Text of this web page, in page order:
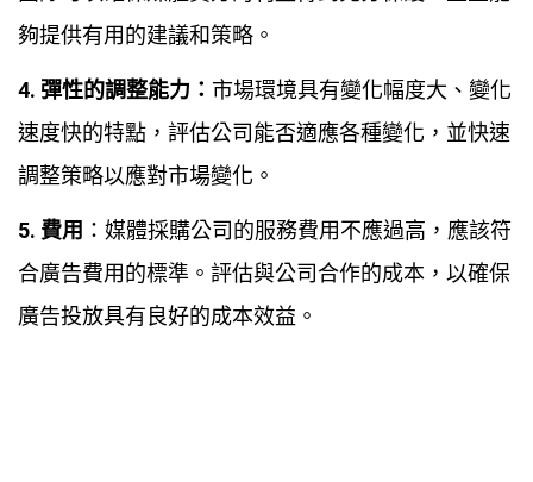
夠提供有用的建議和策略。
4. 彈性的調整能力： 市場環境具有變化幅度大、變化
速度快的特點，評估公司能否適應各種變化，並快速
調整策略以應對市場變化。
5. 費用 ：媒體採購公司的服務費用不應過高，應該符
合廣告費用的標準。評估與公司合作的成本，以確保
廣告投放具有良好的成本效益。